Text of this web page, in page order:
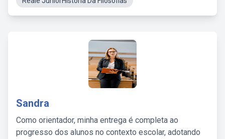
Sandra
Como orientador, minha entrega é completa ao
progresso dos alunos no contexto escolar, adotando